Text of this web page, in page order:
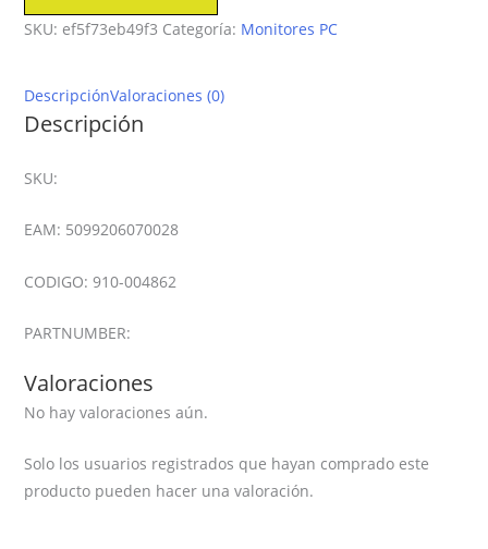
-
Logitech
cantidad
SKU: ef5f73eb49f3 Categoría: Monitores PC
DescripciónValoraciones (0)
Descripción
SKU:
EAM: 5099206070028
CODIGO: 910-004862
PARTNUMBER:
Valoraciones
No hay valoraciones aún.
Solo los usuarios registrados que hayan comprado este
producto pueden hacer una valoración.